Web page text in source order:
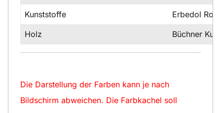
Kunststoffe
Erbedol
Holz
Büchner
Die Darstellung der Farben kann je nach
Bildschirm abweichen. Die Farbkachel soll